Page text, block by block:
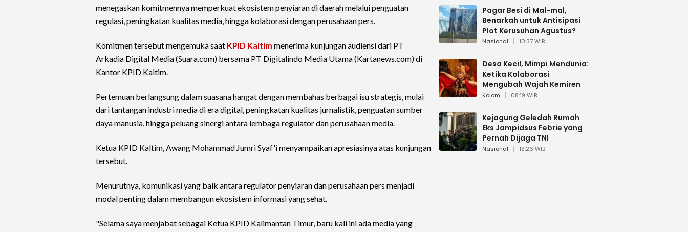
menegaskan komitmennya memperkuat ekosistem penyiaran di daerah melalui penguatan
regulasi, peningkatan kualitas media, hingga kolaborasi dengan perusahaan pers.
Komitmen tersebut mengemuka saat KPID Kaltim menerima kunjungan audiensi dari PT
Arkadia Digital Media (Suara.com) bersama PT Digitalindo Media Utama (Kartanews.com) di
Kantor KPID Kaltim.
Pertemuan berlangsung dalam suasana hangat dengan membahas berbagai isu strategis, mulai
dari tantangan industri media di era digital, peningkatan kualitas jurnalistik, penguatan sumber
daya manusia, hingga peluang sinergi antara lembaga regulator dan perusahaan media.
Ketua KPID Kaltim, Awang Mohammad Jumri Syaf'i menyampaikan apresiasinya atas kunjungan
tersebut.
Menurutnya, komunikasi yang baik antara regulator penyiaran dan perusahaan pers menjadi
modal penting dalam membangun ekosistem informasi yang sehat.
"Selama saya menjabat sebagai Ketua KPID Kalimantan Timur, baru kali ini ada media yang
Pagar Besi di Mal-mal,
Benarkah untuk Antisipasi
Plot Kerusuhan Agustus?
Nasional 10:37 WIB
Desa Kecil, Mimpi Mendunia:
Ketika Kolaborasi
Mengubah Wajah Kemiren
Kolom 08:19 WIB
Kejagung Geledah Rumah
Eks Jampidsus Febrie yang
Pernah Dijaga TNI
Nasional 13:26 WIB